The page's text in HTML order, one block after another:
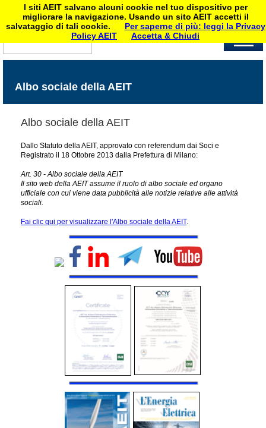
Albo sociale della AEIT
Albo sociale della AEIT
Dallo Statuto della AEIT, approvato con referendum dai Soci e
Registrato il 18 Ottobre 2013 dalla Prefettura di Milano:
Art. 30 - Albo sociale della AEIT
Il sito web della AEIT assume il ruolo di albo sociale ed organo
ufficiale con cui viene data pubblicità alle notizie relative alle attività
sociali.
Fai clic qui per visualizzare l'Albo sociale della AEIT.
I siti AEIT salvano alcuni cookie nel tuo dispositivo per
migliorare la navigazione. Usando un sito AEIT accetti il
salvataggio di tali cookie.
Per saperne di più: leggi la Privacy
Policy AEIT
Accetta & Chiudi